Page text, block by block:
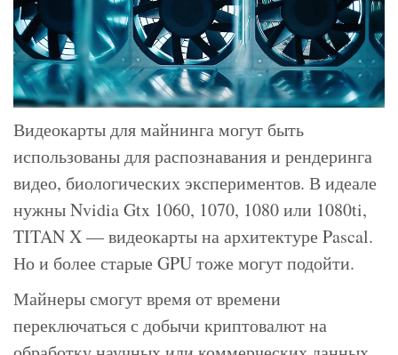
Видеокарты для майнинга могут быть
использованы для распознавания и рендеринга
видео, биологических экспериментов. В идеале
нужны Nvidia Gtx 1060, 1070, 1080 или 1080ti,
TITAN X — видеокарты на архитектуре Pascal.
Но и более старые GPU тоже могут подойти.
Майнеры смогут время от времени
переключаться с добычи криптовалют на